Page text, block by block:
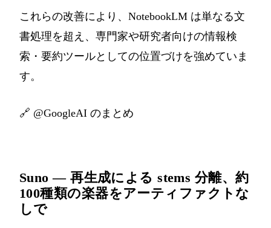
これらの改善により、NotebookLM は単なる文
書処理を超え、専門家や研究者向けの情報検
索・要約ツールとしての位置づけを強めていま
す。
🔗 @GoogleAI のまとめ
Suno — 再生成による stems 分離、約
100種類の楽器をアーティファクトな
しで